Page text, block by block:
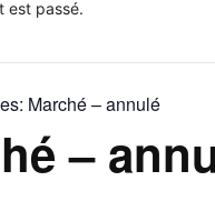
est passé.
Marché – annulé
–